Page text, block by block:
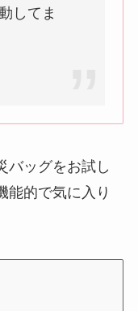
してま
バッグをお試し
能的で気に入り